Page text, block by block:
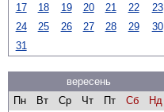
17
18 19 20 21 22
23
24
25 26 27 28 29
30
31
вересень
Пн
Вт Ср Чт Пт Сб
Нд